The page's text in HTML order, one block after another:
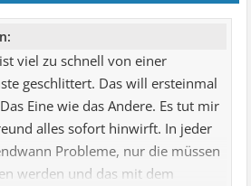
viel zu schnell von einer
geschlittert. Das will ersteinmal
Eine wie das Andere. Es tut mir
alles sofort hinwirft. In jeder
Probleme, nur die müssen
werden und das mit dem